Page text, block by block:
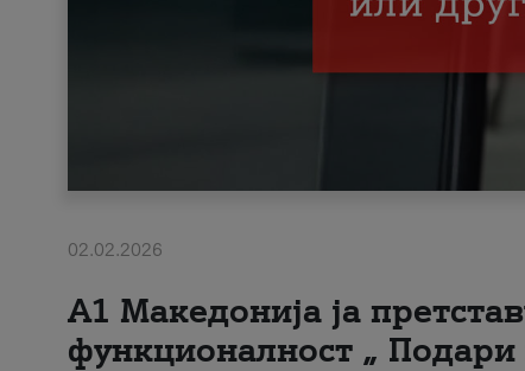
02.02.2026
А1 Македонија ја
функционалност „